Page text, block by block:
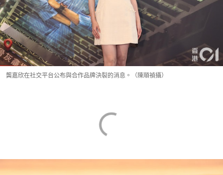
龔嘉欣在社交平台公布與合作品牌決裂的消息。（陳順禎攝）